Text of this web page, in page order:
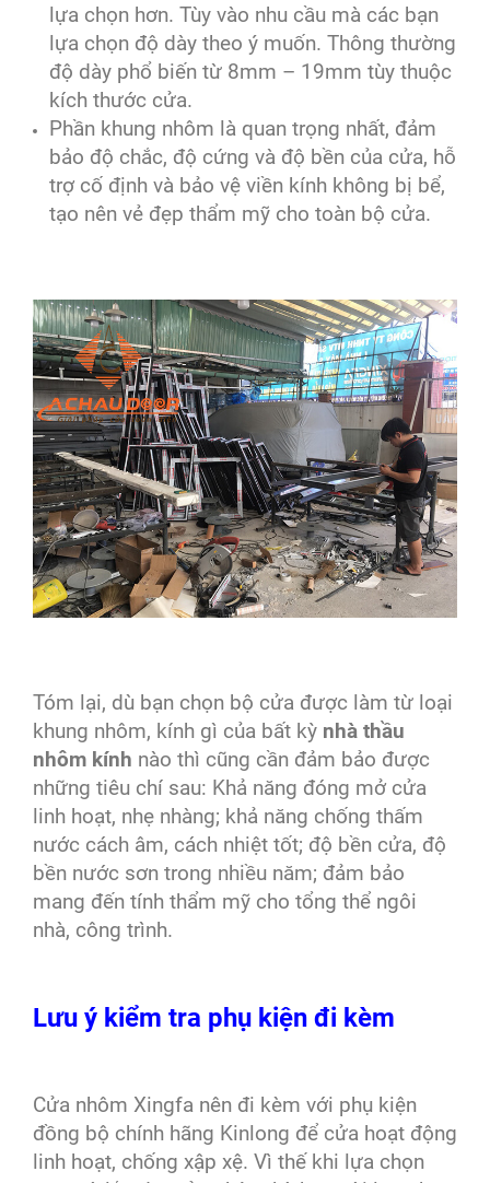
lựa chọn hơn. Tùy vào nhu cầu mà các bạn
lựa chọn độ dày theo ý muốn. Thông thường
độ dày phổ biến từ 8mm – 19mm tùy thuộc
kích thước cửa.
Phần khung nhôm là quan trọng nhất, đảm
bảo độ chắc, độ cứng và độ bền của cửa, hỗ
trợ cố định và bảo vệ viền kính không bị bể,
tạo nên vẻ đẹp thẩm mỹ cho toàn bộ cửa.
Tóm lại, dù bạn chọn bộ cửa được làm từ loại
khung nhôm, kính gì của bất kỳ nhà thầu
nhôm kính nào thì cũng cần đảm bảo được
những tiêu chí sau: Khả năng đóng mở cửa
linh hoạt, nhẹ nhàng; khả năng chống thấm
nước cách âm, cách nhiệt tốt; độ bền cửa, độ
bền nước sơn trong nhiều năm; đảm bảo
mang đến tính thẩm mỹ cho tổng thể ngôi
nhà, công trình.
Lưu ý kiểm tra phụ kiện đi kèm
Cửa nhôm Xingfa nên đi kèm với phụ kiện
đồng bộ chính hãng Kinlong để cửa hoạt động
linh hoạt, chống xập xệ. Vì thế khi lựa chọn